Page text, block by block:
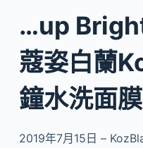
…up
蔻姿白蘭
鐘水洗面
2019年7月15日 –